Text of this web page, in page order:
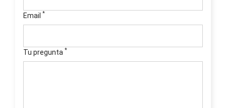
Email *
Tu pregunta *